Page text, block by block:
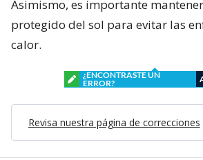
Asimismo, es importante
protegido del sol para evitar las
calor.
¿ENCONTRASTE UN
ERROR?
Revisa nuestra página de correcciones